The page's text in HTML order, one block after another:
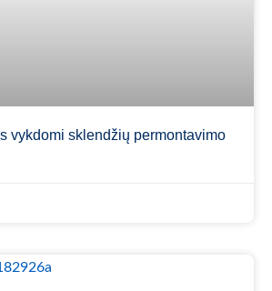
vykdomi sklendžių permontavimo